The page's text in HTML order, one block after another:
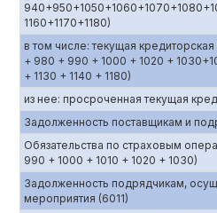
1160+1170+1180)
в том числе: текущая
+ 980 + 990 + 1000 + 1020 +
+ 1130 + 1140 + 1180)
из нее: просроченная текущая
Задолженность поставщикам и
Обязательства по страховым
990 + 1000 + 1010 + 1020 + 1030)
Задолженность подрядчикам,
мероприятия (6011)